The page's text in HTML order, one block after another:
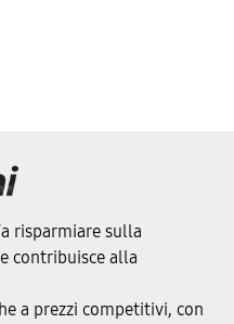
risparmiare sulla
contribuisce alla
a prezzi competitivi, con